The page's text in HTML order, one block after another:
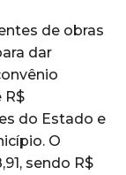
de obras
dar
R$
do Estado e
O
sendo R$